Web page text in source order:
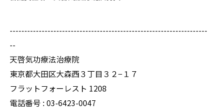
--------------------------------------------------------------------
--
天啓気功療法治療院
東京都大田区大森西３丁目３２−１７
フラットフォーレスト 1208
電話番号 : 03-6423-0047